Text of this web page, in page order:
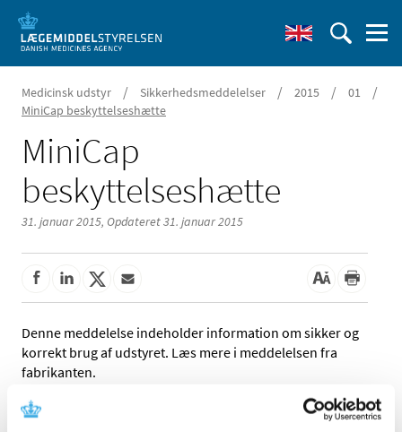
Medicinsk udstyr / Sikkerhedsmeddelelser / 2015 / 01 /
MiniCap beskyttelseshætte
MiniCap
beskyttelseshætte
31. januar 2015, Opdateret 31. januar 2015
Denne meddelelse indeholder information om sikker og
korrekt brug af udstyret. Læs mere i meddelelsen fra
fabrikanten.
Referencer